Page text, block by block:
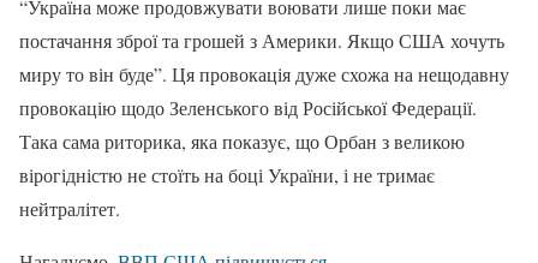
“Україна може продовжувати воювати лише поки має
постачання зброї та грошей з Америки. Якщо США хочуть
миру то він буде”. Ця провокація дуже схожа на нещодавну
провокацію щодо Зеленського від Російської Федерації.
Така сама риторика, яка показує, що Орбан з великою
вірогідністю не стоїть на боці України, і не тримає
нейтралітет.